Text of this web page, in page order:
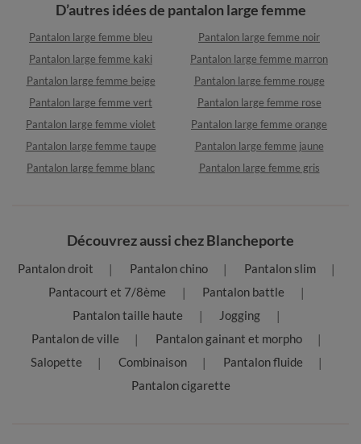
D’autres idées de pantalon large femme
Pantalon large femme bleu
Pantalon large femme noir
Pantalon large femme kaki
Pantalon large femme marron
Pantalon large femme beige
Pantalon large femme rouge
Pantalon large femme vert
Pantalon large femme rose
Pantalon large femme violet
Pantalon large femme orange
Pantalon large femme taupe
Pantalon large femme jaune
Pantalon large femme blanc
Pantalon large femme gris
Découvrez aussi chez Blancheporte
Pantalon droit Pantalon chino
Pantalon slim
Pantacourt et 7/8ème
Pantalon battle
Pantalon taille haute
Jogging
Pantalon de ville
Pantalon gainant et morpho
Salopette
Combinaison
Pantalon fluide
Pantalon cigarette